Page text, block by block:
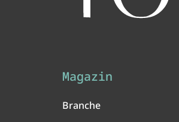
Magazin
Branche